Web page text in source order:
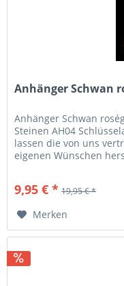
Anhänger Schwan
Anhänger Schwan
Steinen AH04
lassen die von uns
eigenen Wünschen
9,95 € * 19,95 € *
Merken